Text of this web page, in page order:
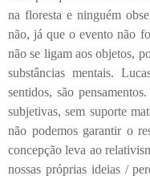
na floresta e ninguém
não, já que o evento não
não se ligam aos objetos,
substâncias mentais.
sentidos, são
subjetivas, sem suporte
não podemos garantir o
concepção leva ao
nossas próprias ideias /